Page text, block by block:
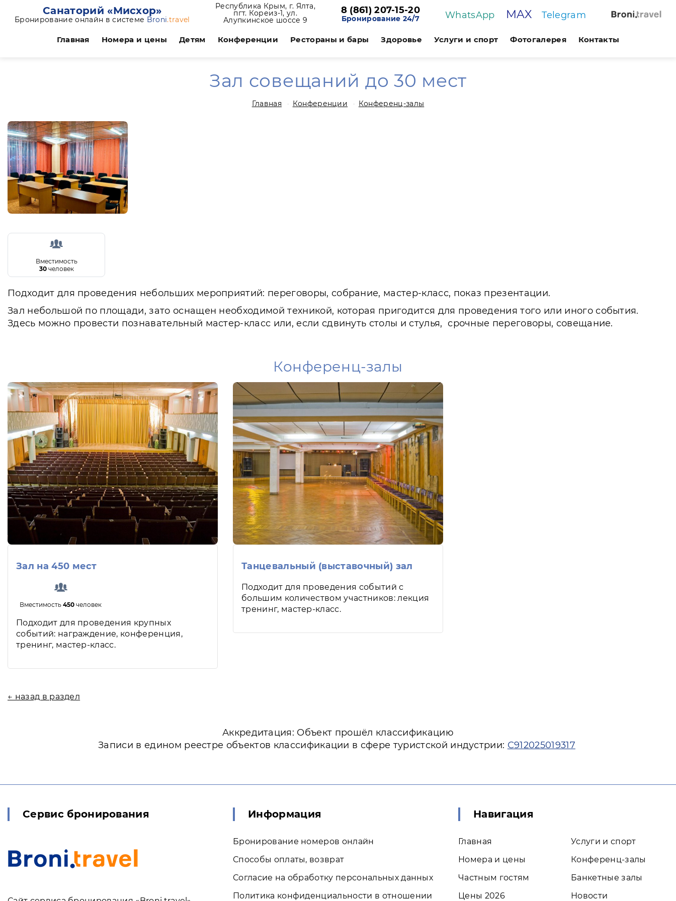
Санаторий «Мисхор»
Бронирование онлайн в системе Broni.travel
Республика Крым, г. Ялта,
пгт. Кореиз-1, ул.
Алупкинское шоссе 9
8 (861) 207-15-20
Бронирование 24/7 WhatsApp MAX Telegram
Главная Номера и цены Детям Конференции Рестораны и бары Здоровье Услуги и спорт Фотогалерея Контакты
Зал совещаний до 30 мест
Главная Конференции Конференц-залы
Вместимость
30человек
Подходит для проведения небольших мероприятий: переговоры, собрание, мастер-класс, показ презентации.
Зал небольшой по площади, зато оснащен необходимой техникой, которая пригодится для проведения того или иного события.
Здесь можно провести познавательный мастер-класс или, если сдвинуть столы и стулья, срочные переговоры, совещание.
Конференц-залы
Зал на 450 мест
Вместимость450 человек
Подходит для проведения крупных
событий: награждение, конференция,
тренинг, мастер-класс.
Танцевальный (выставочный) зал
Подходит для проведения событий с
большим количеством участников: лекция
тренинг, мастер-класс.
← назад в раздел
Аккредитация: Объект прошёл классификацию
Записи в едином реестре объектов классификации в сфере туристской индустрии: С912025019317
Сервис бронирования Информация
Бронирование номеров онлайн
Способы оплаты, возврат
Согласие на обработку персональных данных
Политика конфиденциальности в отношении
Навигация
Главная
Номера и цены
Частным гостям
Цены 2026
Услуги и спорт
Конференц-залы
Банкетные залы
Новости